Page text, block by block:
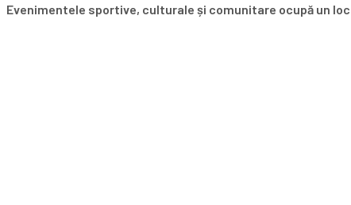
Evenimentele sportive, culturale și comunitare ocupă un